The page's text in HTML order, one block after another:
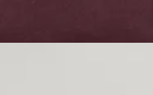
materiaalina G-1000-puuvillapolyesteri.